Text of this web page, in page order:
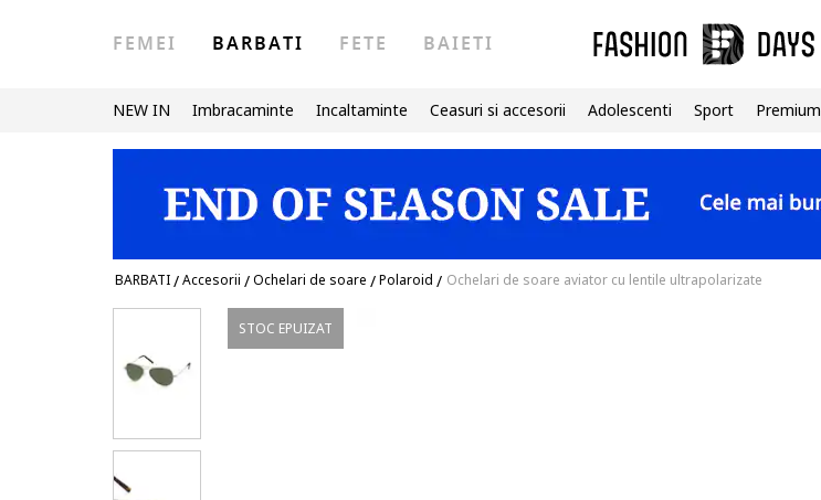
FEMEI BARBATI FETE BAIETI
NEW IN Imbracaminte Incaltaminte Ceasuri si accesorii Adolescenti Sport Premium
BARBATI/Accesorii /Ochelari de soare /Polaroid / Ochelari de soare aviator cu lentile ultrapolarizate
STOC EPUIZAT